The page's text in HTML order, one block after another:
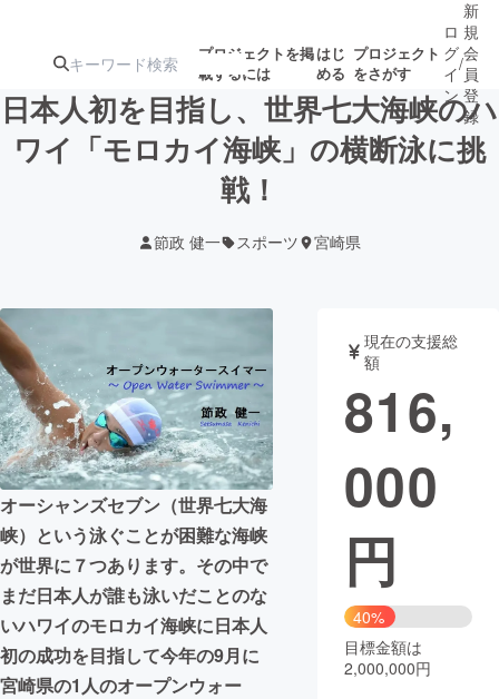
プロジェクトを掲
載するには
はじ
める
プロジェクト
をさがす
注目の新着プロ
テクノロジー・ガジェット
映像・映画 書籍・雑誌
ビジネス・起業 チャレンジ
まちづくり・地域活性化
CAMPFIRE for Social Good
CAMPFIRE Creation
CAMPFIREふるさと納税
コミュニティ
ロ
グ
イ
ン
/
新
規
会
員
登
録
日本人初を目指し、世界七大海峡のハ
ワイ「モロカイ海峡」の横断泳に挑
戦！
節政 健一 スポーツ 宮崎県
オーシャンズセブン（世界七大海
峡）という泳ぐことが困難な海峡
が世界に７つあります。その中で
まだ日本人が誰も泳いだことのな
いハワイのモロカイ海峡に日本人
初の成功を目指して今年の9月に
宮崎県の1人のオープンウォー
現在の支援総
額
816,
000
円
40%
目標金額は
2,000,000円